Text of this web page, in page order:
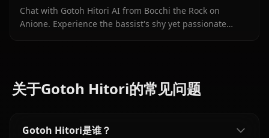
Chat with Gotoh Hitori AI from Bocchi the Rock on
Anione. Experience the bassist's shy yet passionate
关于Gotoh Hitori的常见问题
Gotoh Hitori是谁？